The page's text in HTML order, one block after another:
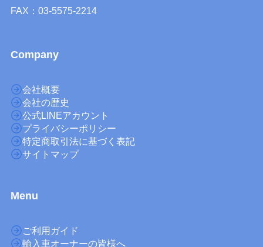
FAX：03-5575-2214
Company
会社概要
会社の歴史
公式LINEアカウント
プライバシーポリシー
特定商取引法に基づく表記
サイトマップ
Menu
ご利用ガイド
輸入車オーナーの皆様へ